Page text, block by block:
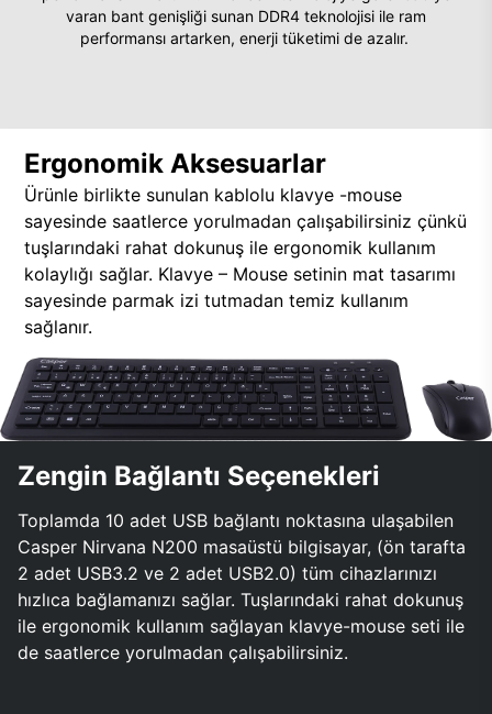
varan bant genişliği sunan DDR4 teknolojisi ile ram
performansı artarken, enerji tüketimi de azalır.
Ergonomik Aksesuarlar
Ürünle birlikte sunulan kablolu klavye -mouse
sayesinde saatlerce yorulmadan çalışabilirsiniz çünkü
tuşlarındaki rahat dokunuş ile ergonomik kullanım
kolaylığı sağlar. Klavye – Mouse setinin mat tasarımı
sayesinde parmak izi tutmadan temiz kullanım
sağlanır.
Zengin Bağlantı Seçenekleri
Toplamda 10 adet USB bağlantı noktasına ulaşabilen
Casper Nirvana N200 masaüstü bilgisayar, (ön tarafta
2 adet USB3.2 ve 2 adet USB2.0) tüm cihazlarınızı
hızlıca bağlamanızı sağlar. Tuşlarındaki rahat dokunuş
ile ergonomik kullanım sağlayan klavye-mouse seti ile
de saatlerce yorulmadan çalışabilirsiniz.